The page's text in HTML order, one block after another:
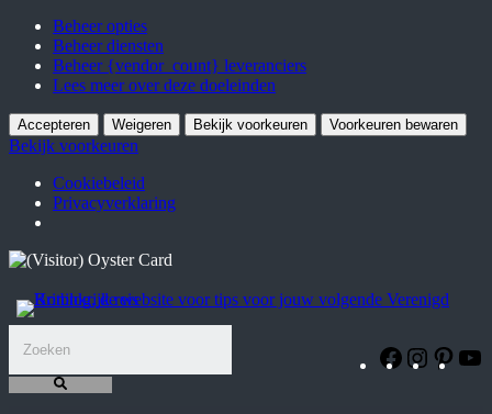
Beheer opties
Beheer diensten
Beheer {vendor_count} leveranciers
Lees meer over deze doeleinden
Accepteren Weigeren Bekijk voorkeuren Voorkeuren bewaren
Bekijk voorkeuren
Cookiebeleid
Privacyverklaring
Ga
de
inhoud
Facebook